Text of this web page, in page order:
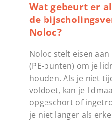
Wat gebeurt er
de
Noloc?
Noloc stelt eisen
(PE-punten) om je
houden. Als je niet
voldoet, kan je
opgeschort of
je niet langer als